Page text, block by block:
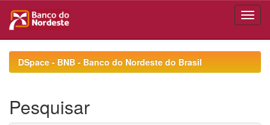
navigationDSpace - BNB - Banco do Nordeste do Brasil
Pesquisar